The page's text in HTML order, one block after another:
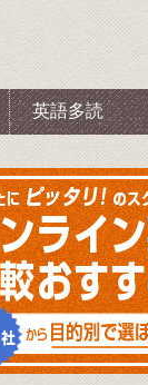
英語多読